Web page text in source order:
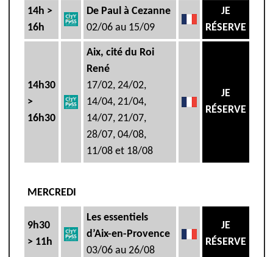
14h >
16h
De Paul à Cezanne
02/06 au 15/09
JE
RÉSERVE
14h30
>
16h30
Aix, cité du Roi
René
17/02, 24/02,
14/04, 21/04,
14/07, 21/07,
28/07, 04/08,
11/08 et 18/08
JE
RÉSERVE
MERCREDI
9h30
> 11h
Les essentiels
d’Aix-en-Provence
03/06 au 26/08
JE
RÉSERVE